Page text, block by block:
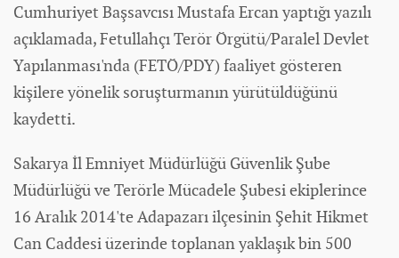
Cumhuriyet Başsavcısı Mustafa Ercan yaptığı yazılı
açıklamada, Fetullahçı Terör Örgütü/Paralel Devlet
Yapılanması'nda (FETÖ/PDY) faaliyet gösteren
kişilere yönelik soruşturmanın yürütüldüğünü
kaydetti.
Sakarya İl Emniyet Müdürlüğü Güvenlik Şube
Müdürlüğü ve Terörle Mücadele Şubesi ekiplerince
16 Aralık 2014'te Adapazarı ilçesinin Şehit Hikmet
Can Caddesi üzerinde toplanan yaklaşık bin 500